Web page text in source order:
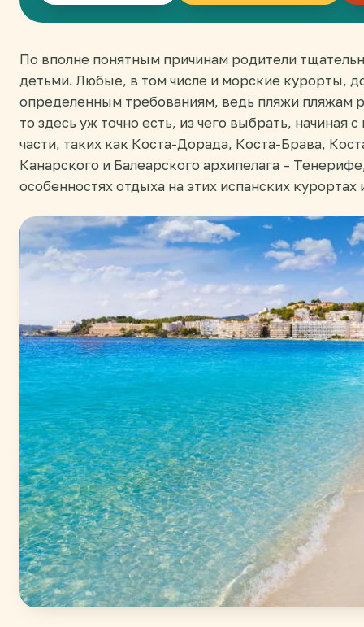
По вполне понятным причинам родители
детьми. Любые, в том числе и морские курорты,
определенным требованиям, ведь пляжи пляжам
то здесь уж точно есть, из чего выбрать, начиная
части, таких как Коста-Дорада, Коста-Брава,
Канарского и Балеарского архипелага –
особенностях отдыха на этих испанских курортах